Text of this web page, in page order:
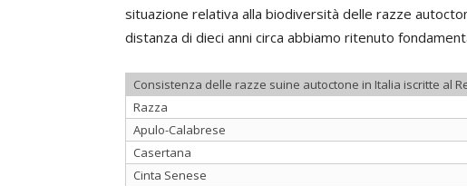
situazione relativa alla biodiversità delle razze
distanza di dieci anni circa abbiamo ritenuto
Consistenza delle razze suine autoctone in Italia iscritte al
Razza
Apulo-Calabrese
Casertana
Cinta Senese